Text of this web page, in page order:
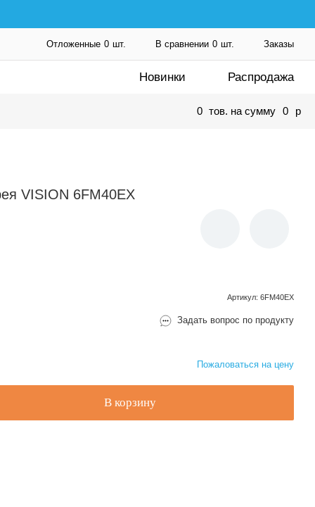
Отложенные 0 шт. В сравнении 0 шт. Заказы
Новинки Распродажа
0 тов. на сумму 0 p
VISION 6FM40EX
Артикул: 6FM40EX
Задать вопрос по продукту
Пожаловаться на цену
В корзину